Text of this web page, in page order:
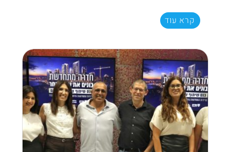
קרא עוד